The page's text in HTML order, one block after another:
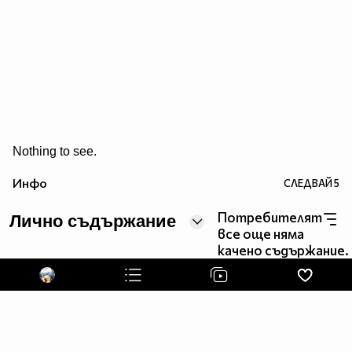
Nothing to see.
Инфо СЛЕДВАЙ5
Лично съдържание
Потребителят
все още няма
качено съдържание.